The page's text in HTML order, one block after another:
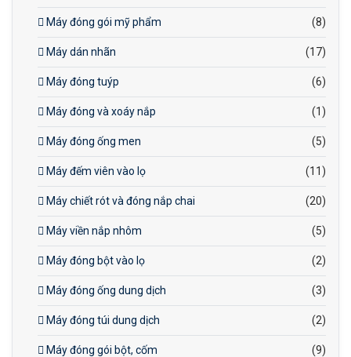
Máy đóng gói mỹ phẩm (8)
Máy dán nhãn (17)
Máy đóng tuýp (6)
Máy đóng và xoáy nắp (1)
Máy đóng ống men (5)
Máy đếm viên vào lọ (11)
Máy chiết rót và đóng nắp chai (20)
Máy viền nắp nhôm (5)
Máy đóng bột vào lọ (2)
Máy đóng ống dung dịch (3)
Máy đóng túi dung dịch (2)
Máy đóng gói bột, cốm (9)